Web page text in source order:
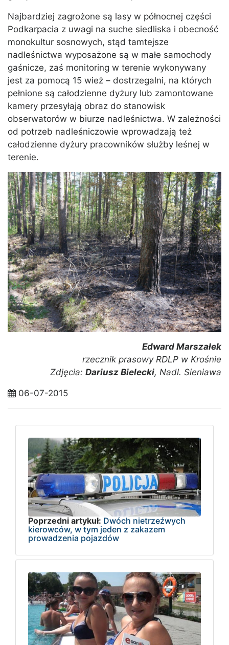
Najbardziej zagrożone są lasy w północnej części
Podkarpacia z uwagi na suche siedliska i obecność
monokultur sosnowych, stąd tamtejsze
nadleśnictwa wyposażone są w małe samochody
gaśnicze, zaś monitoring w terenie wykonywany
jest za pomocą 15 wież – dostrzegalni, na których
pełnione są całodzienne dyżury lub zamontowane
kamery przesyłają obraz do stanowisk
obserwatorów w biurze nadleśnictwa. W zależności
od potrzeb nadleśniczowie wprowadzają też
całodzienne dyżury pracowników służby leśnej w
terenie.
Edward Marszałek
rzecznik prasowy RDLP w Krośnie
Zdjęcia: Dariusz Bielecki, Nadl. Sieniawa
06-07-2015
Poprzedni artykuł: Dwóch nietrzeźwych
kierowców, w tym jeden z zakazem
prowadzenia pojazdów